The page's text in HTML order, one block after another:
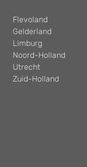
Flevoland
Gelderland
Limburg
Noord-Holland
Utrecht
Zuid-Holland